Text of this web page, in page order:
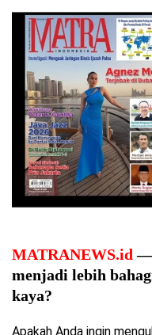
MATRANEWS.id —
menjadi lebih
kaya?
Apakah Anda ingin